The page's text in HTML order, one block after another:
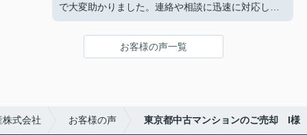
で大変助かりました。連絡や相談に迅速に対応して
頂け、特に不安は感じませんでした。
お客様の声一覧
式会社 お客様の声 東京都中古マンションのご売却 I様